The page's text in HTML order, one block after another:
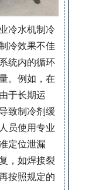
冷水机制冷
冷效果不佳
统内的循环
。例如，在
于长期运
致制冷剂缓
员使用专业
定位泄漏
，如焊接裂
按照规定的